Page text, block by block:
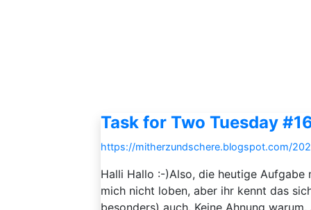
Task for Two Tuesday
https://mitherzundschere.blogspot.com/
Halli Hallo :-)Also, die heutige
mich nicht loben, aber ihr kennt das
besonders) auch. Keine Ahnung